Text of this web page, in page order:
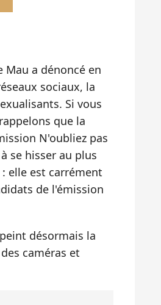
Mau a dénoncé en
sociaux, la
Si vous
que la
N'oubliez pas
se hisser au plus
elle est carrément
de l'émission
désormais la
caméras et